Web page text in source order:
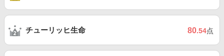
チューリッヒ生命 80.54点